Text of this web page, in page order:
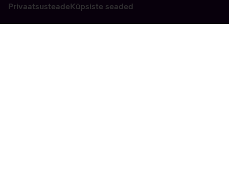
PrivaatsusteadeKüpsiste seaded